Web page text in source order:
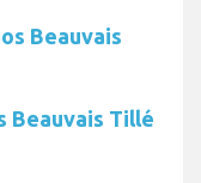
Beauvais
Beauvais Tillé